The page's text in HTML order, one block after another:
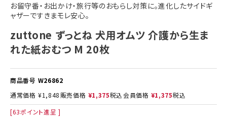
お留守番・お出かけ・旅行等のおもらし対策に。進化したサイドギ
ャザーですきまモレ安心。
zuttone ずっとね 犬用オムツ 介護から生ま
れた紙おむつ M 20枚
商品番号 W26862
通常価格 ¥1,848 販売価格 ¥1,375税込会員価格 ¥1,375税込
[63ポイント進呈 ]